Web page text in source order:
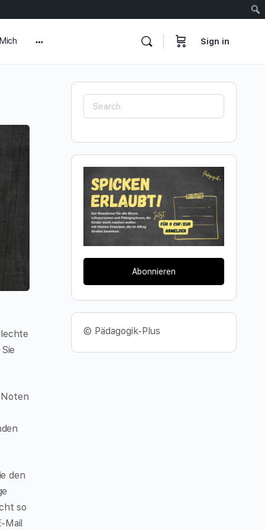
Sign in
Noten
den
so
Mail
Search
for:
Abonnieren
© Pädagogik-Plus